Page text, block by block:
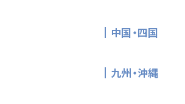
中国・四国
九州・沖縄